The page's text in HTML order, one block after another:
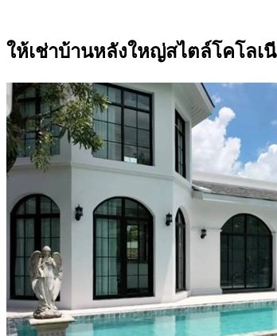
ให้เช่าบ้านหลังใหญ่สไตล์โคโลเ